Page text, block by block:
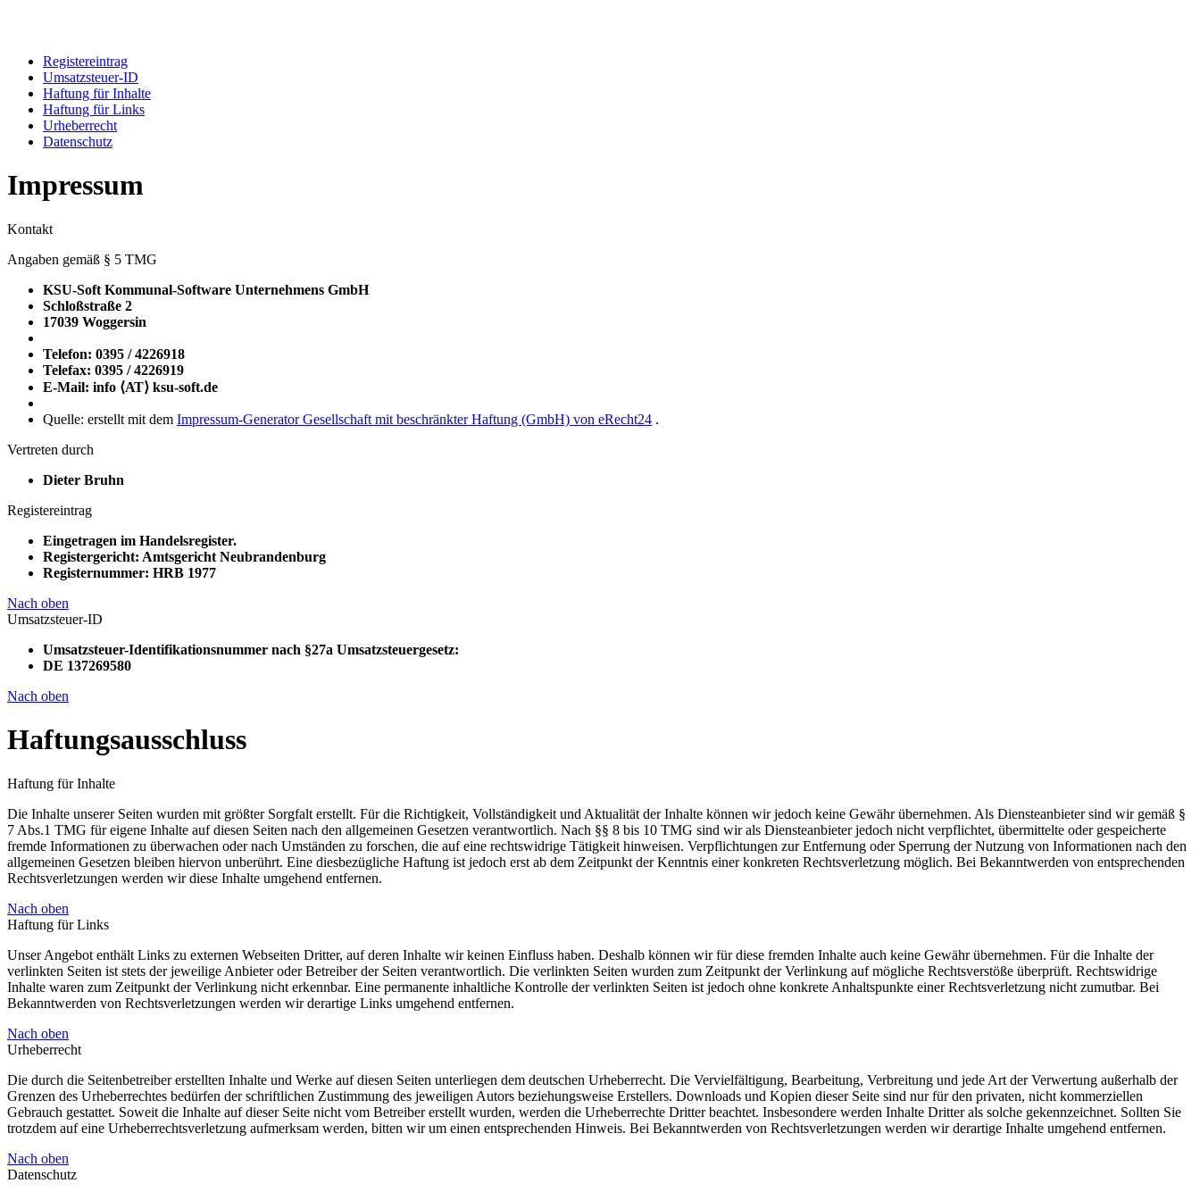
Registereintrag
Umsatzsteuer-ID
Haftung für Inhalte
Haftung für Links
Urheberrecht
Datenschutz
Impressum
Kontakt
Angaben gemäß § 5 TMG
KSU-Soft Kommunal-Software Unternehmens GmbH
Schloßstraße 2
17039 Woggersin
Telefon: 0395 / 4226918
Telefax: 0395 / 4226919
E-Mail: info ⟨ΑΤ⟩ ksu-soft.de
Quelle: erstellt mit dem Impressum-Generator Gesellschaft mit beschränkter Haftung (GmbH) von eRecht24 .
Vertreten durch
Dieter Bruhn
Registereintrag
Eingetragen im Handelsregister.
Registergericht: Amtsgericht Neubrandenburg
Registernummer: HRB 1977
Nach oben
Umsatzsteuer-ID
Umsatzsteuer-Identifikationsnummer nach §27a Umsatzsteuergesetz:
DE 137269580
Nach oben
Haftungsausschluss
Haftung für Inhalte
Die Inhalte unserer Seiten wurden mit größter Sorgfalt erstellt. Für die Richtigkeit, Vollständigkeit und Aktualität der Inhalte können wir jedoch keine Gewähr übernehmen. Als Diensteanbieter sind wir gemäß §
7 Abs.1 TMG für eigene Inhalte auf diesen Seiten nach den allgemeinen Gesetzen verantwortlich. Nach §§ 8 bis 10 TMG sind wir als Diensteanbieter jedoch nicht verpflichtet, übermittelte oder gespeicherte
fremde Informationen zu überwachen oder nach Umständen zu forschen, die auf eine rechtswidrige Tätigkeit hinweisen. Verpflichtungen zur Entfernung oder Sperrung der Nutzung von Informationen nach den
allgemeinen Gesetzen bleiben hiervon unberührt. Eine diesbezügliche Haftung ist jedoch erst ab dem Zeitpunkt der Kenntnis einer konkreten Rechtsverletzung möglich. Bei Bekanntwerden von entsprechenden
Rechtsverletzungen werden wir diese Inhalte umgehend entfernen.
Nach oben
Haftung für Links
Unser Angebot enthält Links zu externen Webseiten Dritter, auf deren Inhalte wir keinen Einfluss haben. Deshalb können wir für diese fremden Inhalte auch keine Gewähr übernehmen. Für die Inhalte der
verlinkten Seiten ist stets der jeweilige Anbieter oder Betreiber der Seiten verantwortlich. Die verlinkten Seiten wurden zum Zeitpunkt der Verlinkung auf mögliche Rechtsverstöße überprüft. Rechtswidrige
Inhalte waren zum Zeitpunkt der Verlinkung nicht erkennbar. Eine permanente inhaltliche Kontrolle der verlinkten Seiten ist jedoch ohne konkrete Anhaltspunkte einer Rechtsverletzung nicht zumutbar. Bei
Bekanntwerden von Rechtsverletzungen werden wir derartige Links umgehend entfernen.
Nach oben
Urheberrecht
Die durch die Seitenbetreiber erstellten Inhalte und Werke auf diesen Seiten unterliegen dem deutschen Urheberrecht. Die Vervielfältigung, Bearbeitung, Verbreitung und jede Art der Verwertung außerhalb der
Grenzen des Urheberrechtes bedürfen der schriftlichen Zustimmung des jeweiligen Autors beziehungsweise Erstellers. Downloads und Kopien dieser Seite sind nur für den privaten, nicht kommerziellen
Gebrauch gestattet. Soweit die Inhalte auf dieser Seite nicht vom Betreiber erstellt wurden, werden die Urheberrechte Dritter beachtet. Insbesondere werden Inhalte Dritter als solche gekennzeichnet. Sollten Sie
trotzdem auf eine Urheberrechtsverletzung aufmerksam werden, bitten wir um einen entsprechenden Hinweis. Bei Bekanntwerden von Rechtsverletzungen werden wir derartige Inhalte umgehend entfernen.
Nach oben
Datenschutz